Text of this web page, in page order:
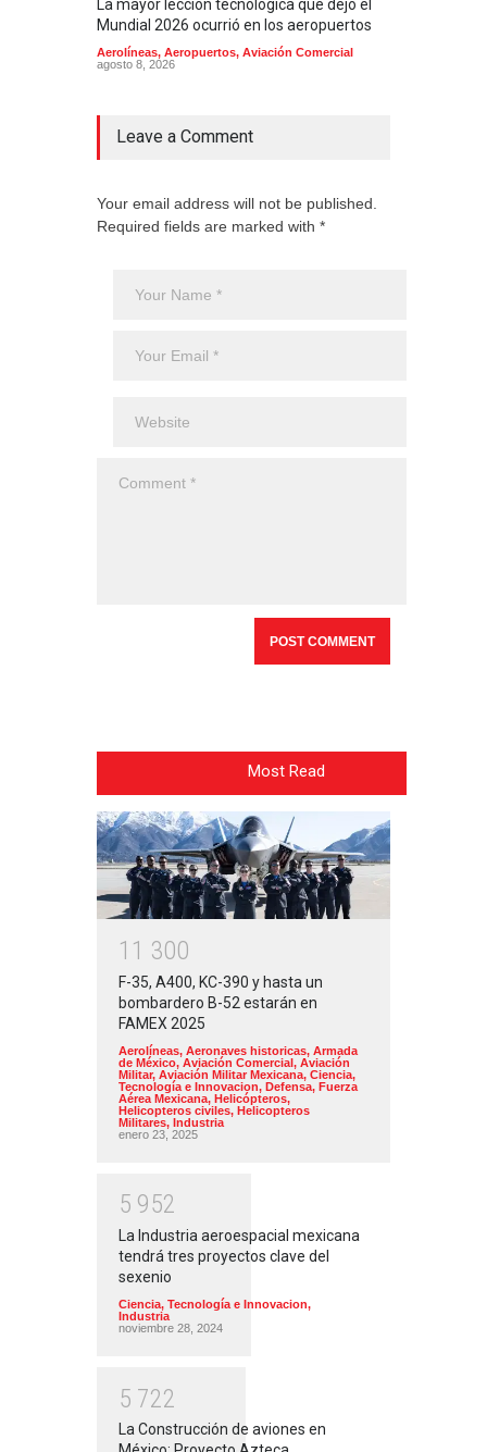
La mayor lección tecnológica que dejó el
Mundial 2026 ocurrió en los aeropuertos
Aerolíneas, Aeropuertos, Aviación Comercial
agosto 8, 2026
Leave a Comment
Your email address will not be published.
Required fields are marked with *
Most Read
1 1 300
F-35, A400, KC-390 y hasta un
bombardero B-52 estarán en
FAMEX 2025
Aerolíneas, Aeronaves historicas, Armada
de México, Aviación Comercial, Aviación
Militar, Aviación Militar Mexicana, Ciencia,
Tecnología e Innovacion, Defensa, Fuerza
Aérea Mexicana, Helicópteros,
Helicopteros civiles, Helicopteros
Militares, Industria
enero 23, 2025
5 952
La Industria aeroespacial mexicana
tendrá tres proyectos clave del
sexenio
Ciencia, Tecnología e Innovacion,
Industria
noviembre 28, 2024
5 722
La Construcción de aviones en